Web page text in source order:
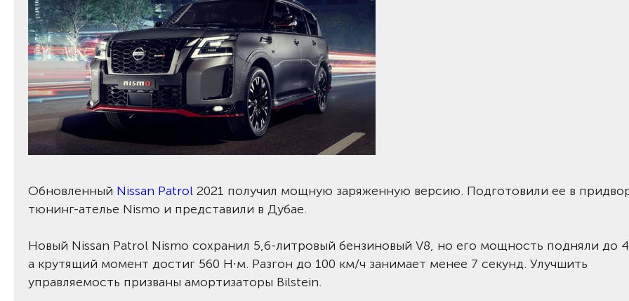
Обновленный Nissan Patrol 2021 получил мощную заряженную версию. Подготовили ее в
тюнинг-ателье Nismo и представили в Дубае.
Новый Nissan Patrol Nismo сохранил 5,6-литровый бензиновый V8, но его мощность подняли до
а крутящий момент достиг 560 Н∙м. Разгон до 100 км/ч занимает менее 7 секунд. Улучшить
управляемость призваны амортизаторы Bilstein.